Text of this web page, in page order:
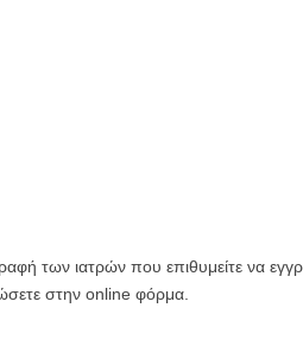
των ιατρών που επιθυμείτε να
στην online φόρμα.